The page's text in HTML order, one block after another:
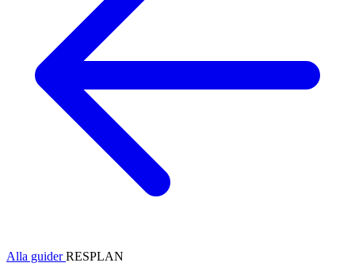
Alla guiderRESPLAN